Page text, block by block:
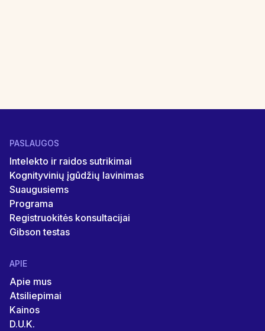
PASLAUGOS
Intelekto ir raidos sutrikimai
Kognityvinių įgūdžių lavinimas
Suaugusiems
Programa
Registruokitės konsultacijai
Gibson testas
APIE
Apie mus
Atsiliepimai
Kainos
D.U.K.